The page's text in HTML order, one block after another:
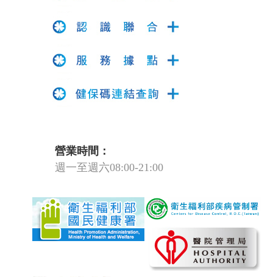
營業時間：
週一至週六08:00-21:00